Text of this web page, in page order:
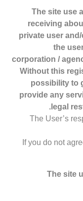
The site use
receiving
private user
the
corporation /
Without this
possibility to
provide any
legal
The User’s
If you do not
The site